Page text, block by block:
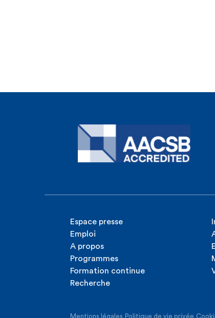
Espace presse
Emploi
A propos
Programmes
Formation continue
Recherche
Mentions légales Politique de vie privée